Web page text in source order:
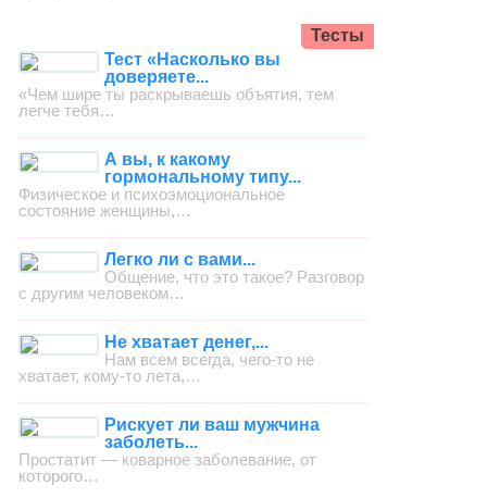
Тесты
Тест «Насколько вы
доверяете...
«Чем шире ты раскрываешь объятия, тем
легче тебя…
А вы, к какому
гормональному типу...
Физическое и психоэмоциональное
состояние женщины,…
Легко ли с вами...
Общение, что это такое? Разговор
с другим человеком…
Не хватает денег,...
Нам всем всегда, чего-то не
хватает, кому-то лета,…
Рискует ли ваш мужчина
заболеть...
Простатит — коварное заболевание, от
которого…